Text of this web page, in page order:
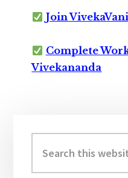
Join
Complete
Vivekananda
Sidebar
this
website